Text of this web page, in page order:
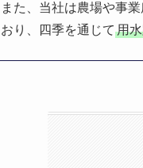
また、当社は農場や事
おり、四季を通じて 用